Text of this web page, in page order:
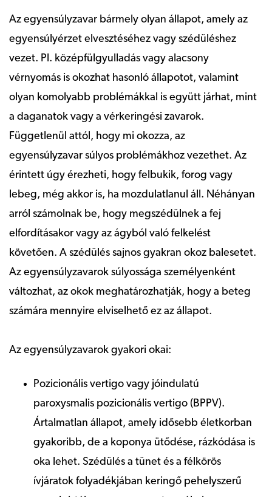
Az egyensúlyzavar bármely olyan állapot, amely az
egyensúlyérzet elvesztéséhez vagy szédüléshez
vezet. Pl. középfülgyulladás vagy alacsony
vérnyomás is okozhat hasonló állapotot, valamint
olyan komolyabb problémákkal is együtt járhat, mint
a daganatok vagy a vérkeringési zavarok.
Függetlenül attól, hogy mi okozza, az
egyensúlyzavar súlyos problémákhoz vezethet. Az
érintett úgy érezheti, hogy felbukik, forog vagy
lebeg, még akkor is, ha mozdulatlanul áll. Néhányan
arról számolnak be, hogy megszédülnek a fej
elfordításakor vagy az ágyból való felkelést
követően. A szédülés sajnos gyakran okoz balesetet.
Az egyensúlyzavarok súlyossága személyenként
változhat, az okok meghatározhatják, hogy a beteg
számára mennyire elviselhető ez az állapot.
Az egyensúlyzavarok gyakori okai:
Pozicionális vertigo vagy jóindulatú
paroxysmalis pozicionális vertigo (BPPV).
Ártalmatlan állapot, amely idősebb életkorban
gyakoribb, de a koponya ütődése, rázkódása is
oka lehet. Szédülés a tünet és a félkörös
ívjáratok folyadékjában keringő pehelyszerű